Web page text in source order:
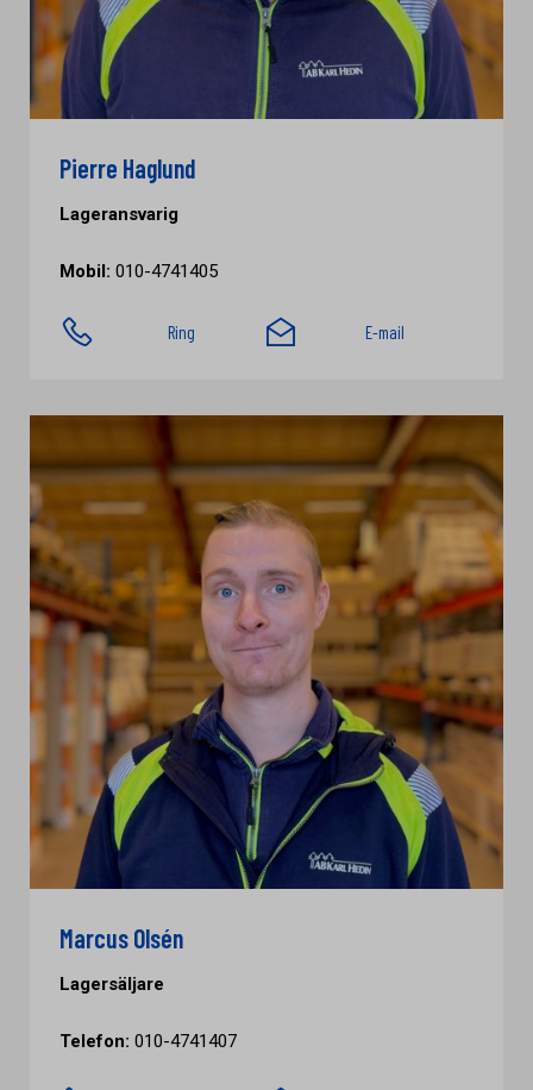
Pierre Haglund
Lageransvarig
Mobil: 010-4741405
Ring E-mail
Marcus Olsén
Lagersäljare
Telefon: 010-4741407